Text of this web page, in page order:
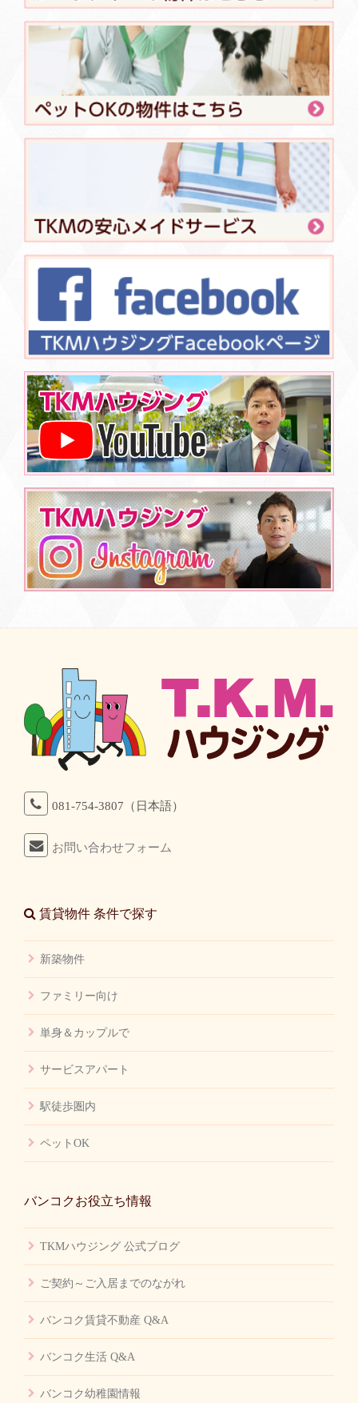
081-754-3807（日本語）
お問い合わせフォーム
賃貸物件 条件で探す
新築物件
ファミリー向け
単身＆カップルで
サービスアパート
駅徒歩圏内
ペットOK
バンコクお役立ち情報
TKMハウジング 公式ブログ
ご契約～ご入居までのながれ
バンコク賃貸不動産 Q&A
バンコク生活 Q&A
バンコク幼稚園情報